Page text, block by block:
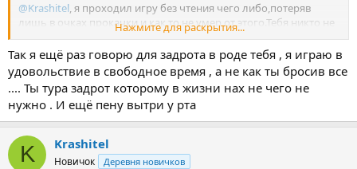
@Krashitel, я проходил игру без чтения чего либо,потеряв
лишь в очках прокачки и как то не умер от этого.Тебя никто не
заставляет что то читать,а просто дают возможность более
подробно ознакомиться с локацией и
ситуацией,происходящей на ней.
Нажмите для раскрытия...
Так я ещё раз говорю для задрота в роде тебя , я играю в
удовольствие в свободное время , а не как ты бросив все
.... Ты тура задрот которому в жизни нах не чего не
нужно . И ещё пену вытри у рта
K Krashitel
Новичок Деревня новичков